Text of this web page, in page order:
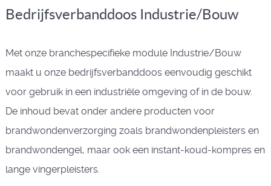
Bedrijfsverbanddoos Industrie/Bouw
Met onze branchespecifieke module Industrie/Bouw
maakt u onze bedrijfsverbanddoos eenvoudig geschikt
voor gebruik in een industriële omgeving of in de bouw.
De inhoud bevat onder andere producten voor
brandwondenverzorging zoals brandwondenpleisters en
brandwondengel, maar ook een instant-koud-kompres en
lange vingerpleisters.